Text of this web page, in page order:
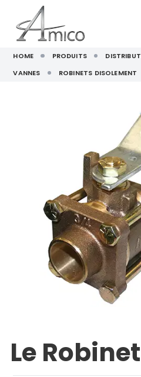
HOME PRODUITS
VANNES
ROBINETS DISOLEMENT
Le